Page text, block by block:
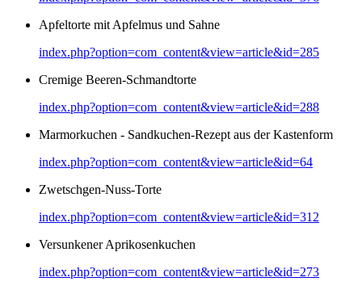
Apfeltorte mit Apfelmus und Sahne
index.php?option=com_content&view=article&id=285
Cremige Beeren-Schmandtorte
index.php?option=com_content&view=article&id=288
Marmorkuchen - Sandkuchen-Rezept aus der Kastenform
index.php?option=com_content&view=article&id=64
Zwetschgen-Nuss-Torte
index.php?option=com_content&view=article&id=312
Versunkener Aprikosenkuchen
index.php?option=com_content&view=article&id=273